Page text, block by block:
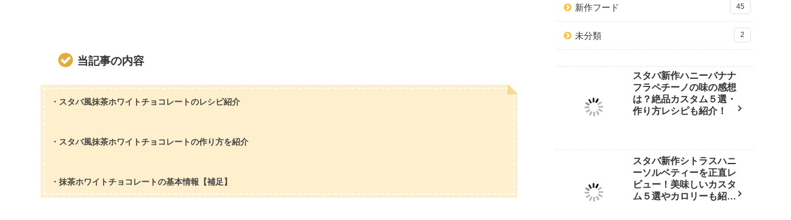
当記事の内容
・スタバ風抹茶ホワイトチョコレートのレシピ紹介
・スタバ風抹茶ホワイトチョコレートの作り方を紹介
・抹茶ホワイトチョコレートの基本情報【補足】
新作フード 45
未分類 2
スタバ新作ハニーバナナ
フラペチーノの味の感想
は？絶品カスタム５選・
作り方レシピも紹介！
スタバ新作シトラスハニ
ーソルベティーを正直レ
ビュー！美味しいカスタ
ム５選やカロリーも紹